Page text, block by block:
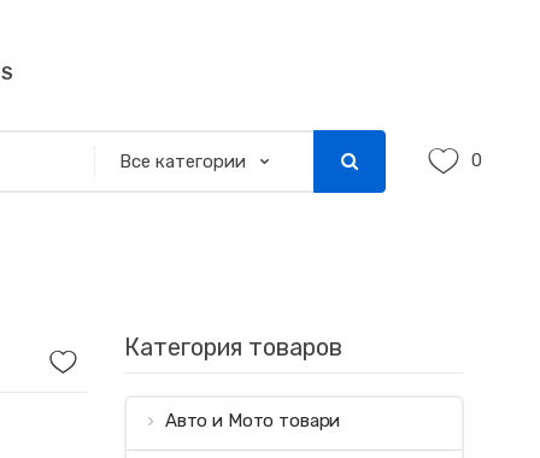
0
Категория товаров
Авто и Мото товари